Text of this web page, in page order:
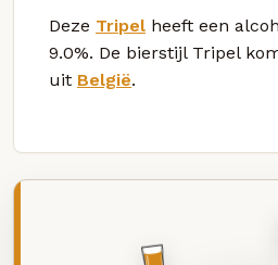
Deze Tripel heeft een
9.0%. De bierstijl Tripel
uit België.